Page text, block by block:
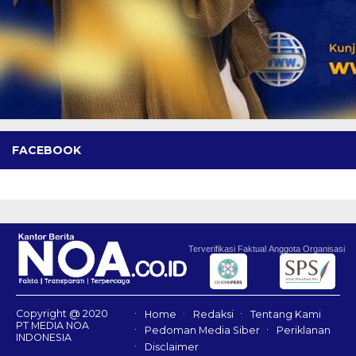
FACEBOOK
Terverifikasi Faktual Anggota Organisasi
Copyright @ 2020
PT MEDIA NOA
INDONESIA
Home Redaksi
Tentang Kami
Pedoman Media Siber
Periklanan
Disclaimer